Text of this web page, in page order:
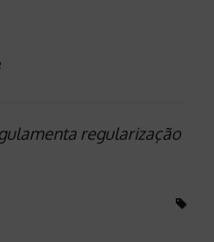
regularização